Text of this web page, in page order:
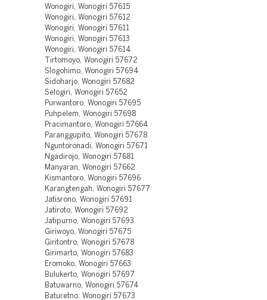
Wonogiri, Wonogiri 57615
Wonogiri, Wonogiri 57612
Wonogiri, Wonogiri 57611
Wonogiri, Wonogiri 57613
Wonogiri, Wonogiri 57614
Tirtomoyo, Wonogiri 57672
Slogohimo, Wonogiri 57694
Sidoharjo, Wonogiri 57682
Selogiri, Wonogiri 57652
Purwantoro, Wonogiri 57695
Puhpelem, Wonogiri 57698
Pracimantoro, Wonogiri 57664
Paranggupito, Wonogiri 57678
Nguntoronadi, Wonogiri 57671
Ngadirojo, Wonogiri 57681
Manyaran, Wonogiri 57662
Kismantoro, Wonogiri 57696
Karangtengah, Wonogiri 57677
Jatisrono, Wonogiri 57691
Jatiroto, Wonogiri 57692
Jatipurno, Wonogiri 57693
Giriwoyo, Wonogiri 57675
Giritontro, Wonogiri 57678
Girimarto, Wonogiri 57683
Eromoko, Wonogiri 57663
Bulukerto, Wonogiri 57697
Batuwarno, Wonogiri 57674
Baturetno, Wonogiri 57673